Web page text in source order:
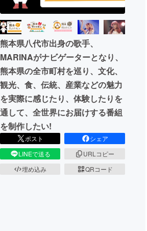
ビジネス・起業
まちづくり・地域活性化
CAMPFIRE for Social Good
CAMPFIREふるさと納税machi-ya
熊本県八代市出身の歌手、
MARINAがナビゲーターとなり、
熊本県の全市町村を巡り、文化、
観光、食、伝統、産業などの魅力
を実際に感じたり、体験したりを
通して、全世界にお届けする番組
を制作したい!
ポスト
シェア
LINEで送る
URLコピー
埋め込み
QRコード